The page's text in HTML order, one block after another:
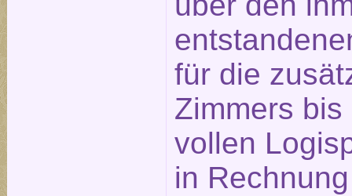
für die
Zimmers
vollen
in